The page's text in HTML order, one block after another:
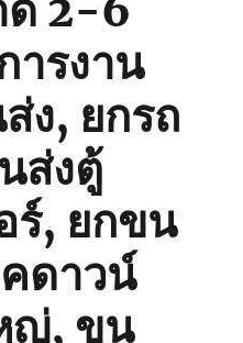
ด 2-6
ารงาน
ง, ยกรถ
ส่งตู้
ร์, ยกขน
ดาวน์
ญ่, ขน